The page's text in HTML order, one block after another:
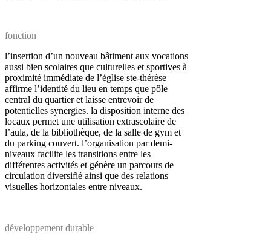
fonction
l’insertion d’un nouveau bâtiment aux vocations
aussi bien scolaires que culturelles et sportives à
proximité immédiate de l’église ste-thérèse
affirme l’identité du lieu en temps que pôle
central du quartier et laisse entrevoir de
potentielles synergies. la disposition interne des
locaux permet une utilisation extrascolaire de
l’aula, de la bibliothèque, de la salle de gym et
du parking couvert. l’organisation par demi-
niveaux facilite les transitions entre les
différentes activités et génère un parcours de
circulation diversifié ainsi que des relations
visuelles horizontales entre niveaux.
développement durable